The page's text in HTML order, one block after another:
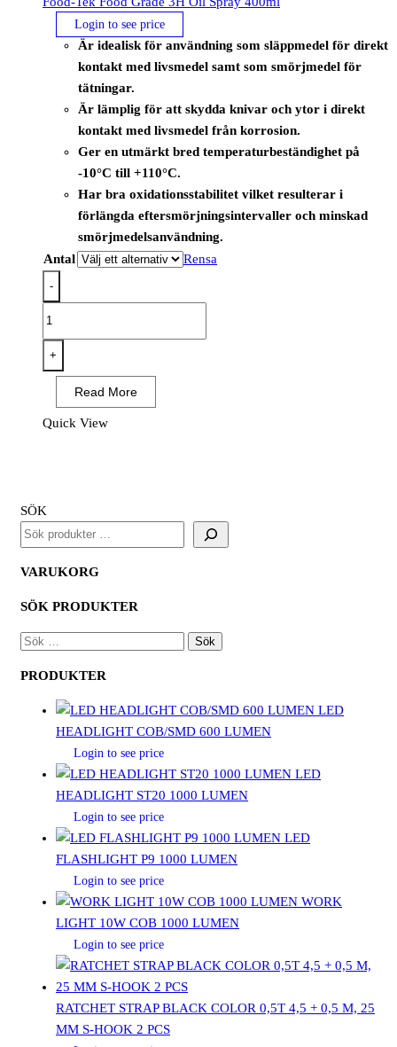
Login to see price
Är idealisk för användning som släppmedel för direkt
kontakt med livsmedel samt som smörjmedel för
tätningar.
Är lämplig för att skydda knivar och ytor i direkt
kontakt med livsmedel från korrosion.
Ger en utmärkt bred temperaturbeständighet på
-10°C till +110°C.
Har bra oxidationsstabilitet vilket resulterar i
förlängda eftersmörjningsintervaller och minskad
smörjmedelsanvändning.
Antal
Rensa
-
Food
Grade
Oil
+
Read More
Quick View
SÖK
VARUKORG
SÖK PRODUKTER
SÖK
PRODUKTER
LED
HEADLIGHT COB/SMD 600 LUMEN
Login to see price
LED
HEADLIGHT ST20 1000 LUMEN
Login to see price
LED
FLASHLIGHT P9 1000 LUMEN
Login to see price
WORK
LIGHT 10W COB 1000 LUMEN
Login to see price
RATCHET STRAP BLACK COLOR 0,5T 4,5 + 0,5 M, 25
MM S-HOOK 2 PCS